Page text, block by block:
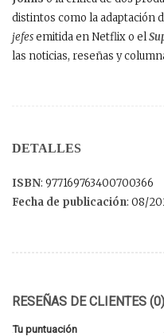
distintos como la adaptación
jefesemitida en Netflix o el
las noticias, reseñas y
DETALLES
ISBN: 977169763400700366
Fecha de publicación: 08/
RESEÑAS DE CLIENTES (0)
Tu puntuación